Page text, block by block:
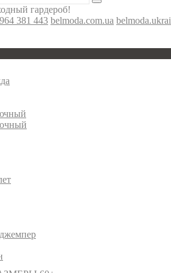
гардероб!
381 443 belmoda.com.ua